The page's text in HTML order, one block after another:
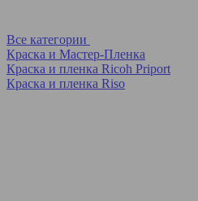
Все категории
Краска и Мастер-Пленка
Краска и пленка Ricoh Priport
Краска и пленка Riso